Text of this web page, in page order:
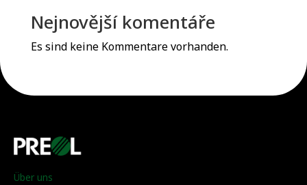
Nejnovější komentáře
Es sind keine Kommentare vorhanden.
Über uns